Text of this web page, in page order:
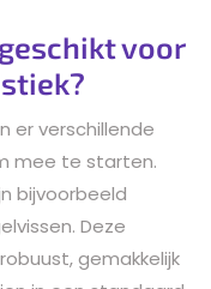
voor
er verschillende
mee te starten.
bijvoorbeeld
Deze
gemakkelijk